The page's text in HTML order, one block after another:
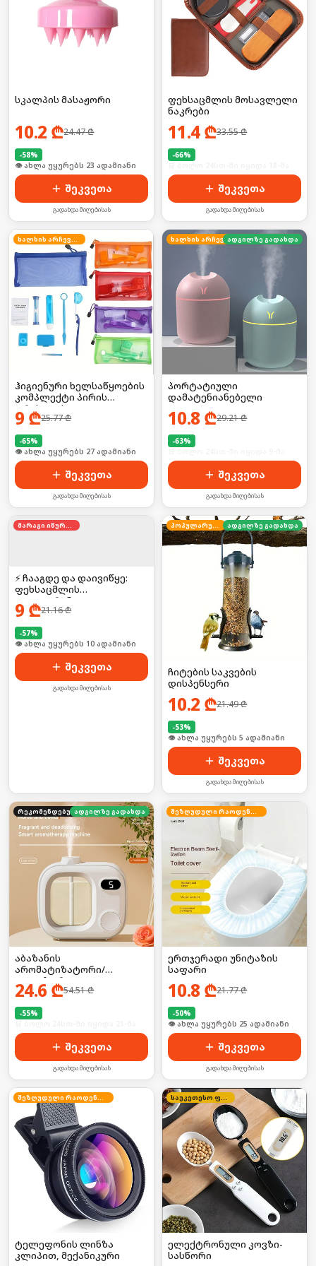
სკალპის მასაჟორი
10.2 ₾24.47₾
-58%
🛒 ბოლო 24სთ-ში იყიდა 36-მა
შეკვეთა
გადახდა მიღებისას
ფეხსაცმლის მოსავლელი
ნაკრები
11.4₾33.55₾
-66%
შეკვეთა
გადახდა მიღებისას
ჰიგიენური ხელსაწყოების
კომპლექტი პირის
ღრუსთვის
9 ₾25.77₾
-65%
🛒 ბოლო 24სთ-ში იყიდა 35-მა
შეკვეთა
გადახდა მიღებისას
ხალხის არჩევანი
ადგილზე გადახდა
პორტატიული
დამატენიანებელი
10.8 ₾29.21₾
-63%
შეკვეთა
გადახდა მიღებისას
⚡ ჩააგდე და დაივიწყე:
ფეხსაცმლის
დეოდორანტი
9 ₾21.16₾
-57%
🛒 ბოლო 24სთ-ში იყიდა 17-მა
შეკვეთა
გადახდა მიღებისას
ადგილზე გადახდა
ჩიტების საკვების
დისპენსერი
10.2 ₾21.49₾
-53%
🛒 ბოლო 24სთ-ში იყიდა 11-მა
შეკვეთა
გადახდა მიღებისას
რეკომენდებულიადგილზე გადახდა
აბაზანის
არომატიზატორი/
დიფუზორი
24.6 ₾54.51₾
-55%
შეკვეთა
გადახდა მიღებისას
ერთჯერადი უნიტაზის
საფარი
10.8 ₾21.77₾
-50%
🛒 ბოლო 24სთ-ში იყიდა 33-მა
შეკვეთა
გადახდა მიღებისას
ტელეფონის ლინზა
კლიპით, მექანიკური
ელექტრონული კოვზი-
სასწორი